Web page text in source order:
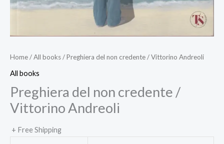
Home/All books/ Preghiera del non credente / Vittorino Andreoli
All books
Preghiera del non credente /
Vittorino Andreoli
+ Free Shipping